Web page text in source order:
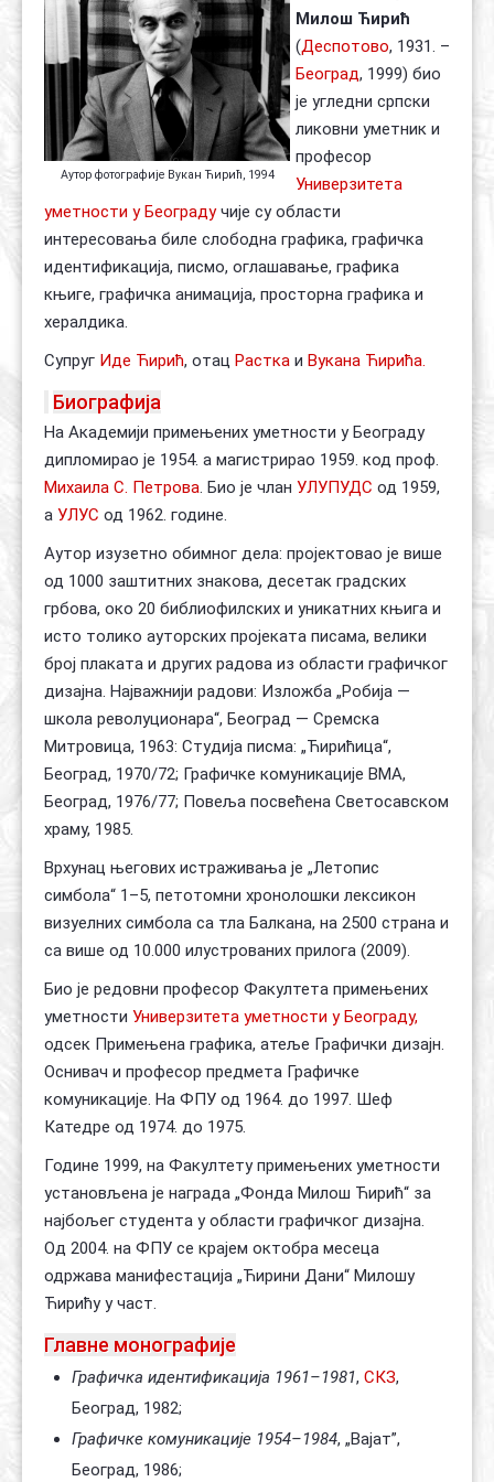
Аутор фотографије Вукан Ћирић, 1994
Милош Ћирић
(Деспотово, 1931. –
Београд, 1999) био
је угледни српски
ликовни уметник и
професор
Универзитета
уметности у Београдучије су области
интересовања биле слободна графика, графичка
идентификација, писмо, оглашавање, графика
књиге, графичка анимација, просторна графика и
хералдика.
Супруг Иде Ћирић, отац Растка и Вукана Ћирића.
Биографија
На Академији примењених уметности у Београду
дипломирао је 1954. а магистрирао 1959. код проф.
Михаила С. Петрова. Био је члан УЛУПУДС од 1959,
а УЛУС од 1962. године.
Аутор изузетно обимног дела: пројектовао је више
од 1000 заштитних знакова, десетак градских
грбова, око 20 библиофилских и уникатних књига и
исто толико ауторских пројеката писама, велики
број плаката и других радова из области графичког
дизајна. Најважнији радови: Изложба „Робија —
школа револуционара“, Београд — Сремска
Митровица, 1963: Студија писма: „Ћирићица“,
Београд, 1970/72; Графичке комуникације ВМА,
Београд, 1976/77; Повеља посвећена Светосавском
храму, 1985.
Врхунац његових истраживања је „Летопис
симбола“ 1–5, петотомни хронолошки лексикон
визуелних симбола са тла Балкана, на 2500 страна и
са више од 10.000 илустрованих прилога (2009).
Био је редовни професор Факултета примењених
уметности Универзитета уметности у Београду,
одсек Примењена графика, атеље Графички дизајн.
Оснивач и професор предмета Графичке
комуникације. На ФПУ од 1964. до 1997. Шеф
Катедре од 1974. до 1975.
Године 1999, на Факултету примењених уметности
установљена је награда „Фонда Милош Ћирић“ за
најбољег студента у области графичког дизајна.
Од 2004. на ФПУ се крајем октобра месеца
одржава манифестација „Ћирини Дани“ Милошу
Ћирићу у част.
Главне монографије
Графичка идентификација 1961–1981, СКЗ,
Београд, 1982;
Графичке комуникације 1954–1984, „Вајат”,
Београд, 1986;
Органи
Хол славе
Контакт